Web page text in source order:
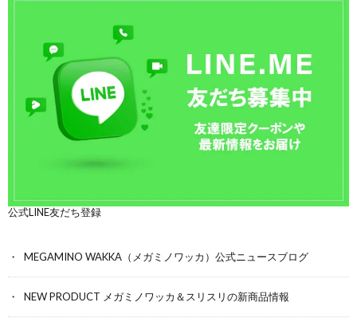
公式LINE友だち登録
MEGAMINO WAKKA（メガミノワッカ）公式ニュースブログ
NEW PRODUCT メガミノワッカ＆スリスリの新商品情報